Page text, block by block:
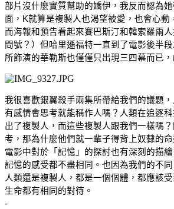
部片沒什麼實質幫助的嬌伊，我反而認為
面，K就算是複製人也渴望被愛，也會心動
而海報和預告看起來賽巴斯汀和韓索羅兩
問號？）但哈里遜福特一直到了電影後半
所飾演的華勒斯也僅僅只出現三四幕而已，
我很喜歡銀翼殺手兩集所帶給我們的議題，
有感情會思考就能稱作人嗎？人類在追逐
出了複製人，而這些複製人跟我們一樣嗎
考，那為什麼他們就一輩子得背上奴隸的命
電影中對於「記憶」的探討也有深刻的描
記憶的感受都不盡相同。也因為我們的不
人類還是複製人，都是一個個體，都應該
生命都有相同的對待。
-